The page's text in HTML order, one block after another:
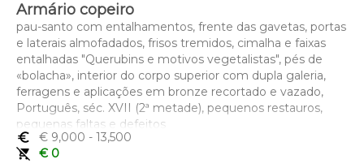
Armário copeiro
pau-santo com entalhamentos, frente das gavetas, portas
e laterais almofadados, frisos tremidos, cimalha e faixas
entalhadas "Querubins e motivos vegetalistas", pés de
«bolacha», interior do corpo superior com dupla galeria,
ferragens e aplicações em bronze recortado e vazado,
Português, séc. XVII (2ª metade), pequenos restauros,
pequenas faltas e defeitos
Dimensões (altura x comprimento x largura) - 237 x 161 x
55,5 cm
euro_symbol € 9,000 - 13,500
remove_shopping_cart
€ 0